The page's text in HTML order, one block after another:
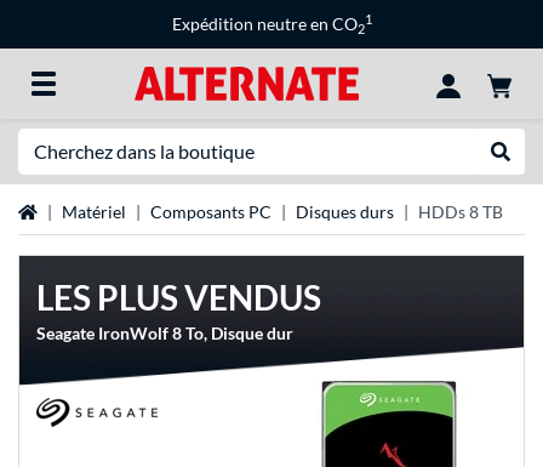
Expédition neutre en CO2
1
Page d'accueil
Matériel Composants PC Disques durs HDDs 8 TB
LES PLUS VENDUS
Seagate IronWolf 8 To, Disque dur